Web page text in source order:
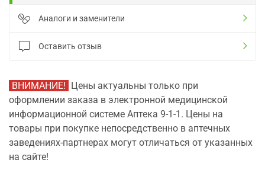
Аналоги и заменители
Оставить отзыв
ВНИМАНИЕ! Цены актуальны только при
оформлении заказа в электронной медицинской
информационной системе Аптека 9-1-1. Цены на
товары при покупке непосредственно в аптечных
заведениях-партнерах могут отличаться от указанных
на сайте!